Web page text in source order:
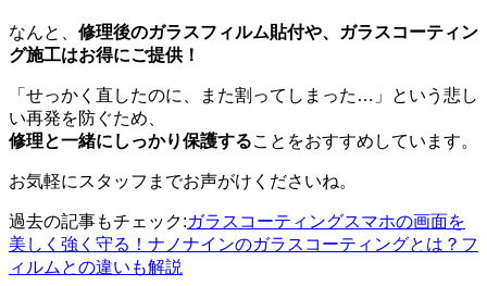
なんと、 修理後のガラスフィルム貼付や、ガラスコーティン
グ施工はお得にご提供！
「せっかく直したのに、また割ってしまった…」という悲し
い再発を防ぐため、
修理と一緒にしっかり保護することをおすすめしています。
お気軽にスタッフまでお声がけくださいね。
過去の記事もチェック:ガラスコーティングスマホの画面を
美しく強く守る！ナノナインのガラスコーティングとは？フ
ィルムとの違いも解説